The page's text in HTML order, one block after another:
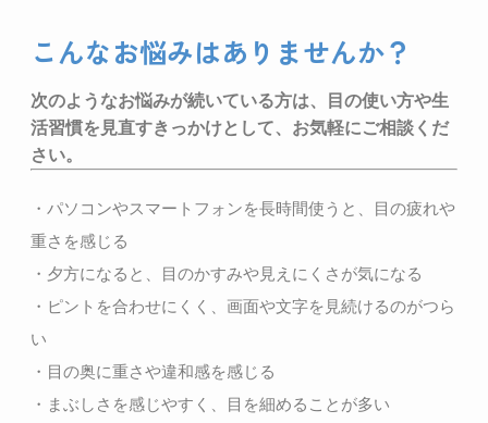
こんなお悩みはありませんか？
次のようなお悩みが続いている方は、目の使い方や生
活習慣を見直すきっかけとして、お気軽にご相談くだ
さい。
・パソコンやスマートフォンを長時間使うと、目の疲れや
重さを感じる
・夕方になると、目のかすみや見えにくさが気になる
・ピントを合わせにくく、画面や文字を見続けるのがつら
い
・目の奥に重さや違和感を感じる
・まぶしさを感じやすく、目を細めることが多い